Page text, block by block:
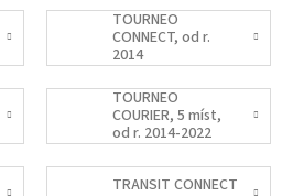
TOURNEO
CONNECT, od r.
2014
TOURNEO
COURIER, 5 míst,
od r. 2014-2022
TRANSIT CONNECT